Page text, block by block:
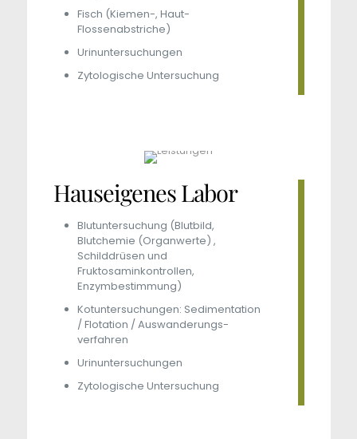
Fisch (Kiemen-, Haut-
Flossenabstriche)
Urinuntersuchungen
Zytologische Untersuchung
Hauseigenes Labor
Blutuntersuchung (Blutbild,
Blutchemie (Organwerte) ,
Schilddrüsen und
Fruktosaminkontrollen,
Enzymbestimmung)
Kotuntersuchungen: Sedimentation
/ Flotation / Auswanderungs­
verfahren
Urinuntersuchungen
Zytologische Untersuchung